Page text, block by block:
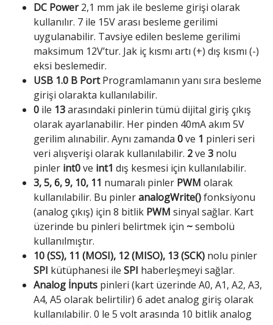
DC Power2,1 mm jak ile besleme girişi olarak
kullanılır. 7 ile 15V arası besleme gerilimi
uygulanabilir. Tavsiye edilen besleme gerilimi
maksimum 12V’tur. Jak iç kısmı artı (+) dış kısmı (-)
eksi beslemedir.
USB 1.0 B PortProgramlamanın yanı sıra besleme
girişi olarakta kullanılabilir.
0 ile 13arasındaki pinlerin tümü dijital giriş çıkış
olarak ayarlanabilir. Her pinden 40mA akım 5V
gerilim alınabilir. Aynı zamanda 0ve 1 pinleri seri
veri alışverişi olarak kullanılabilir. 2ve 3 nolu
pinler int0ve int1 dış kesmesi için kullanılabilir.
3, 5, 6, 9, 10, 11 numaralı pinler PWM olarak
kullanılabilir. Bu pinleranalogWrite()fonksiyonu
(analog çıkış) için 8 bitlik PWM sinyal sağlar. Kart
üzerinde bu pinleri belirtmek için ~sembolü
kullanılmıştır.
10 (SS), 11 (MOSI), 12 (MISO), 13 (SCK) nolu pinler
SPI kütüphanesi ile SPI haberleşmeyi sağlar.
Analog İnputs pinleri (kart üzerinde A0, A1, A2, A3,
A4, A5 olarak belirtilir) 6 adet analog giriş olarak
kullanılabilir. 0 le 5 volt arasında 10 bitlik analog